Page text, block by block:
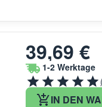
39,69 €
1-2 Werktage
IN DEN